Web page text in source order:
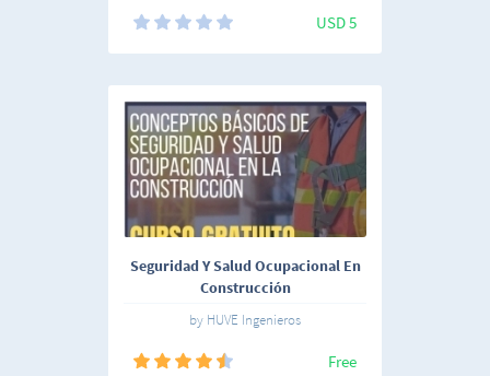
USD 5
Seguridad Y Salud Ocupacional En
Construcción
by HUVE Ingenieros
Free